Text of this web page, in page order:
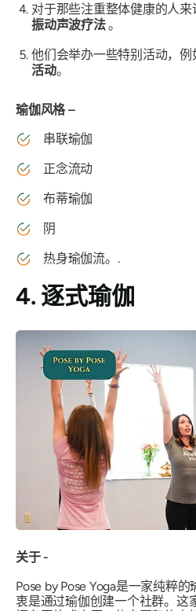
对于那些注重整体健康的人
振动声波疗法。
他们会举办一些特别活动，
活动。
瑜伽风格 –
串联瑜伽
正念流动
布蒂瑜伽
阴
热身瑜伽流。.
4. 逐式瑜伽
关于 -
Pose by Pose Yoga是一家纯粹
衷是通过瑜伽创建一个社群。这